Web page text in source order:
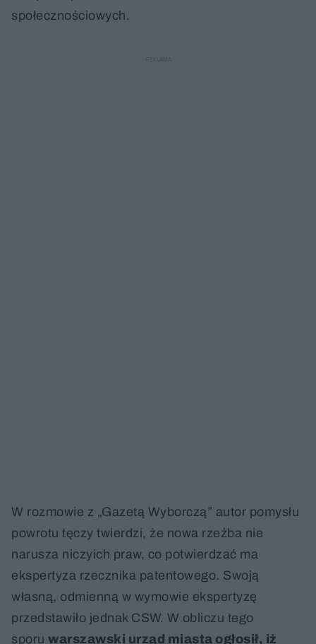
społecznościowych.
W rozmowie z „Gazetą Wyborczą” autor pomysłu
powrotu tęczy twierdzi, że nowa rzeźba nie
narusza niczyich praw, co potwierdzać ma
ekspertyza rzecznika patentowego. Swoją
własną, odmienną w wymowie ekspertyzę
przedstawiło jednak CSW. W obliczu tego
sporu warszawski urząd miasta ogłosił, iż